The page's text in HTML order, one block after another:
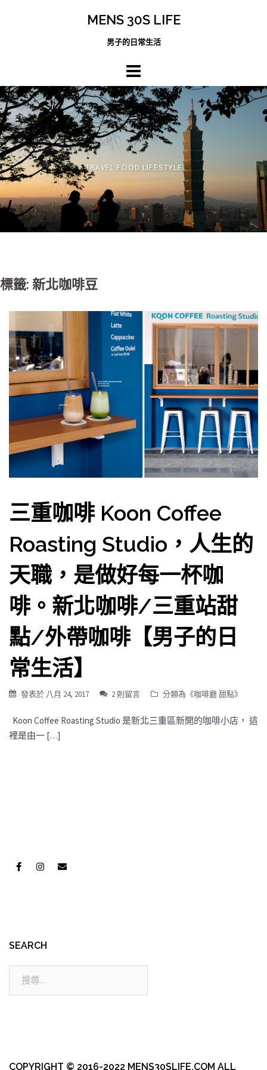
MENS 30S LIFE
男子的日常生活
TRAVEL FOOD LIFESTYLE
標籤: 新北咖啡豆
三重咖啡 Koon Coffee
Roasting Studio，人生的
天職，是做好每一杯咖
啡。新北咖啡/三重站甜
點/外帶咖啡【男子的日
常生活】
發表於 八月 24, 2017 2 則留言 分類為《咖啡廳 甜點》
Koon Coffee Roasting Studio 是新北三重區新開的咖啡小店， 這
裡是由一 […]
SEARCH
COPYRIGHT © 2016-2022 MENS30SLIFE.COM ALL